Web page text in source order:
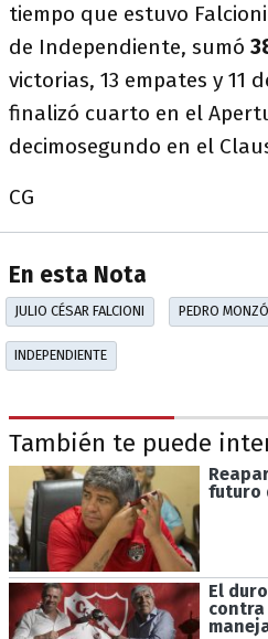
tiempo que estuvo
de Independiente, sumó
victorias, 13 empates y 11
finalizó cuarto en el
decimosegundo en el
CG
En esta Nota
JULIO CÉSAR FALCIONI PEDRO
INDEPENDIENTE
También te puede
futuro
El
contra